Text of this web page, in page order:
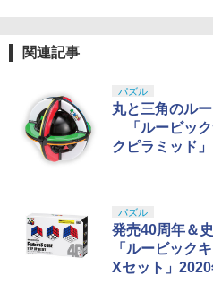
TAMASHII
ツ 攻殻機
LL 草薙素
装済み可動
30MS
キャスター
￥7,800
￥2,666
8ml ホビー
￥710
関連記事
パズル
丸と三角のル
「ルービック
クピラミッド」
パズル
発売40周年＆
「ルービック
Xセット」